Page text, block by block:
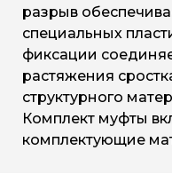
разрыв
специальных
фиксации
растяжения
структурного
Комплект муфты
комплектующие